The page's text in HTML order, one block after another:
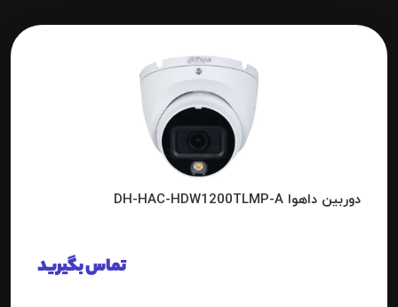
دوربین داهوا DH-HAC-HDW1200TLMP-A
تماس بگیرید